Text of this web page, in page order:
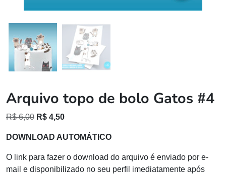
Arquivo topo de bolo Gatos #4
R$6,00 O
original
era:
R$ 6,00.
R$ 4,50O
atual
R$ 4,50.
DOWNLOAD AUTOMÁTICO
O link para fazer o download do arquivo é enviado por e-
mail e disponibilizado no seu perfil imediatamente após